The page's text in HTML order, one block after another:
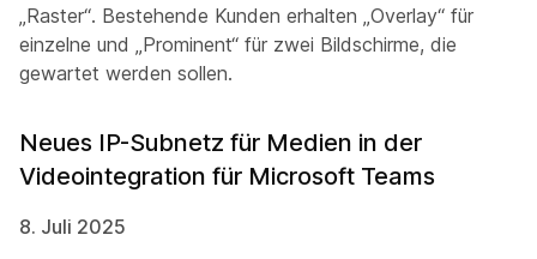
„Raster“. Bestehende Kunden erhalten „Overlay“ für
einzelne und „Prominent“ für zwei Bildschirme, die
gewartet werden sollen.
Neues IP-Subnetz für Medien in der
Videointegration für Microsoft Teams
8. Juli 2025